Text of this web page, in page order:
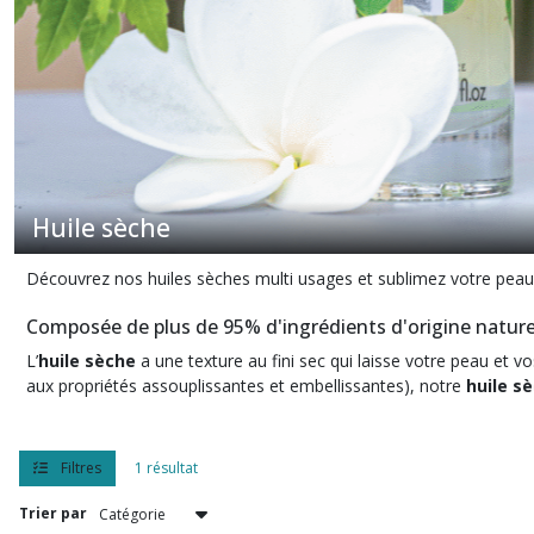
Huile sèche
Découvrez nos huiles sèches multi usages et sublimez votre
Composée de plus de 95% d'ingrédients d'origine
L’huile sèche a une texture au fini sec qui laisse votre peau et
aux propriétés assouplissantes et embellissantes), notre huile
Filtres 1 résultat
Trier par
Lait
corps
(8)
Brume
parfumée
Savon
liquide
et
Recharge